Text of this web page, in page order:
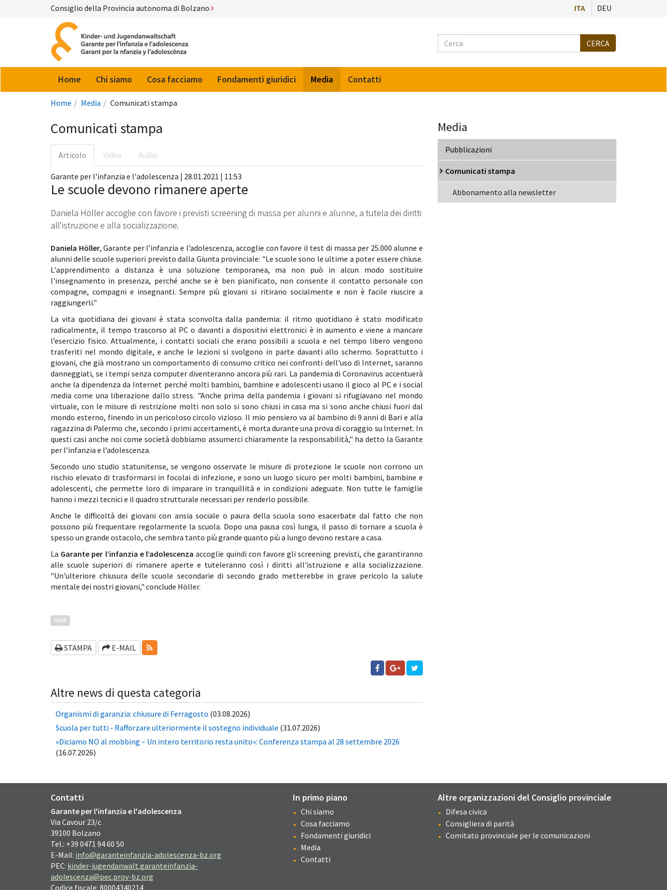
Consiglio della Provincia autonoma di Bolzano ITA DEU
Cerca
CERCA
Home Chi siamo Cosa facciamo Fondamenti giuridici Media Contatti
Home Media Comunicati stampa
Comunicati stampa
Articolo Video Audio
Garante per l'infanzia e l'adolescenza | 28.01.2021 | 11:53
Le scuole devono rimanere aperte
Daniela Höller accoglie con favore i previsti screening di massa per alunni e alunne, a tutela dei diritti
all'istruzione e alla socializzazione.
Daniela Höller, Garante per l’infanzia e l’adolescenza, accoglie con favore il test di massa per 25.000 alunne e
alunni delle scuole superiori previsto dalla Giunta provinciale: "Le scuole sono le ultime a poter essere chiuse.
L'apprendimento a distanza è una soluzione temporanea, ma non può in alcun modo sostituire
l'insegnamento in presenza, perché anche se è ben pianificato, non consente il contatto personale con
compagne, compagni e insegnanti. Sempre più giovani si ritirano socialmente e non è facile riuscire a
raggiungerli."
La vita quotidiana dei giovani è stata sconvolta dalla pandemia: il ritmo quotidiano è stato modificato
radicalmente, il tempo trascorso al PC o davanti a dispositivi elettronici è in aumento e viene a mancare
l’esercizio fisico. Attualmente, i contatti sociali che erano possibili a scuola e nel tempo libero vengono
trasferiti nel mondo digitale, e anche le lezioni si svolgono in parte davanti allo schermo. Soprattutto i
giovani, che già mostrano un comportamento di consumo critico nei confronti dell'uso di Internet, saranno
danneggiati, se i tempi senza computer diventeranno ancora più rari. La pandemia di Coronavirus accentuerà
anche la dipendenza da Internet perché molti bambini, bambine e adolescenti usano il gioco al PC e i social
media come una liberazione dallo stress. "Anche prima della pandemia i giovani si rifugiavano nel mondo
virtuale, con le misure di restrizione molti non solo si sono chiusi in casa ma si sono anche chiusi fuori dal
mondo esterno, finendo in un pericoloso circolo vizioso. Il mio pensiero va al bambino di 9 anni di Bari e alla
ragazzina di Palermo che, secondo i primi accertamenti, è morta durante una prova di coraggio su Internet. In
questi casi anche noi come società dobbiamo assumerci chiaramente la responsabilità," ha detto la Garante
per l’infanzia e l’adolescenza.
Secondo uno studio statunitense, se vengono osservate le misure di protezione le scuole non corrono un
rischio elevato di trasformarsi in focolai di infezione, e sono un luogo sicuro per molti bambini, bambine e
adolescenti, che permette loro di imparare in tranquillità e in condizioni adeguate. Non tutte le famiglie
hanno i mezzi tecnici e il quadro strutturale necessari per renderlo possibile.
Anche le difficoltà dei giovani con ansia sociale o paura della scuola sono esacerbate dal fatto che non
possono più frequentare regolarmente la scuola. Dopo una pausa così lunga, il passo di tornare a scuola è
spesso un grande ostacolo, che sembra tanto più grande quanto più a lungo devono restare a casa.
La Garante per l’infanzia e l’adolescenza accoglie quindi con favore gli screening previsti, che garantiranno
alle scuole superiori di rimanere aperte e tuteleranno così i diritti all'istruzione e alla socializzazione.
"Un'ulteriore chiusura delle scuole secondarie di secondo grado metterebbe in grave pericolo la salute
mentale dei nostri giovani," conclude Höller.
GAIA
STAMPA E-MAIL RSS-FEEDS
Altre news di questa categoria
Organismi di garanzia: chiusure di Ferragosto (03.08.2026)
Scuola per tutti - Rafforzare ulteriormente il sostegno individuale (31.07.2026)
«Diciamo NO al mobbing – Un intero territorio resta unito»: Conferenza stampa al 28 settembre 2026
(16.07.2026)
Media
Pubblicazioni
Comunicati stampa
Abbonamento alla newsletter
Contatti
Garante per l'infanzia e l'adolescenza
Via Cavour 23/c
39100 Bolzano
Tel.: +39 0471 94 60 50
E-Mail: info@garanteinfanzia-adolescenza-bz.org
PEC: kinder-jugendanwalt.garanteinfanzia-
adolescenza@pec.prov-bz.org
Codice fiscale: 80004340214
In primo piano
Chi siamo
Cosa facciamo
Fondamenti giuridici
Media
Contatti
Altre organizzazioni del Consiglio provinciale
Difesa civica
Consigliera di parità
Comitato provinciale per le comunicazioni